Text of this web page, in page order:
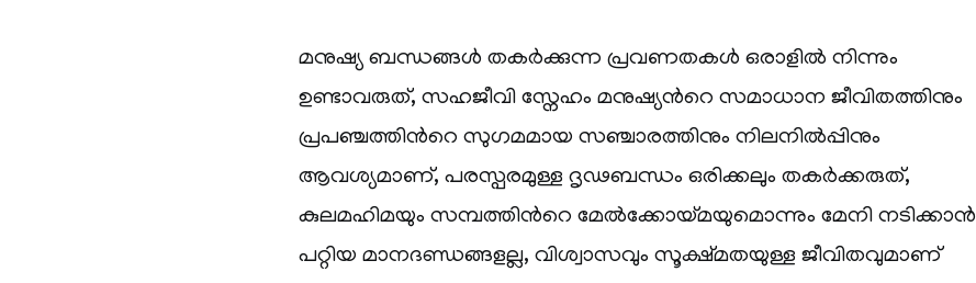
മനുഷ്യ ബന്ധങ്ങള്‍ തകര്‍ക്കുന്ന പ്രവണതകള്‍ ഒരാളില്‍ നിന്നും
ഉണ്ടാവരുത്, സഹജീവി സ്നേഹം മനുഷ്യന്‍റെ സമാധാന ജീവിതത്തിനും
പ്രപഞ്ചത്തിന്‍റെ സുഗമമായ സഞ്ചാരത്തിനും നിലനില്‍പ്പിനും
ആവശ്യമാണ്, പരസ്പരമുള്ള ദൃഢബന്ധം ഒരിക്കലും തകര്‍ക്കരുത്,
കുലമഹിമയും സമ്പത്തിന്‍റെ മേല്‍ക്കോയ്മയുമൊന്നും മേനി നടിക്കാന്‍
പറ്റിയ മാനദണ്ഡങ്ങളല്ല, വിശ്വാസവും സൂക്ഷ്മതയുള്ള ജീവിതവുമാണ്